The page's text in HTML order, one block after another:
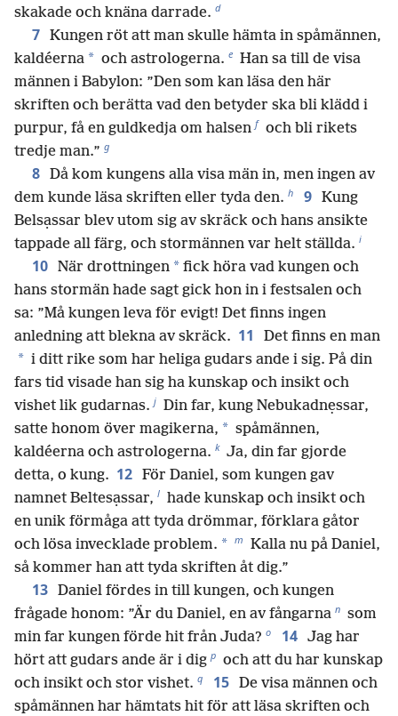
skakade och knäna darrade. d
7 Kungen röt att man skulle hämta in spåmännen,
kaldéerna * och astrologerna. e Han sa till de visa
männen i Babylon: ”Den som kan läsa den här
skriften och berätta vad den betyder ska bli klädd i
purpur, få en guldkedja om halsen f och bli rikets
tredje man.” g
8 Då kom kungens alla visa män in, men ingen av
dem kunde läsa skriften eller tyda den. h 9 Kung
Belsạssar blev utom sig av skräck och hans ansikte
tappade all färg, och stormännen var helt ställda. i
10 När drottningen * fick höra vad kungen och
hans stormän hade sagt gick hon in i festsalen och
sa: ”Må kungen leva för evigt! Det finns ingen
anledning att blekna av skräck. 11 Det finns en man
* i ditt rike som har heliga gudars ande i sig. På din
fars tid visade han sig ha kunskap och insikt och
vishet lik gudarnas. j Din far, kung Nebukadnẹssar,
satte honom över magikerna, * spåmännen,
kaldéerna och astrologerna. k Ja, din far gjorde
detta, o kung. 12 För Daniel, som kungen gav
namnet Beltesạssar, l hade kunskap och insikt och
en unik förmåga att tyda drömmar, förklara gåtor
och lösa invecklade problem. * m Kalla nu på Daniel,
så kommer han att tyda skriften åt dig.”
13 Daniel fördes in till kungen, och kungen
frågade honom: ”Är du Daniel, en av fångarna n som
min far kungen förde hit från Juda? o 14 Jag har
hört att gudars ande är i dig p och att du har kunskap
och insikt och stor vishet. q 15 De visa männen och
spåmännen har hämtats hit för att läsa skriften och